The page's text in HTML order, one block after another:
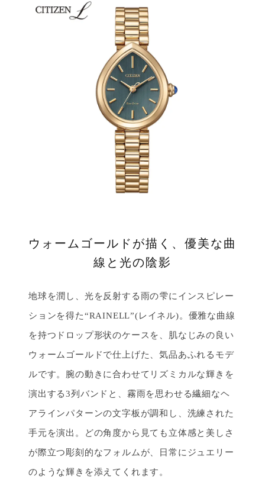
ウォームゴールドが描く、優美な曲
線と光の陰影
地球を潤し、光を反射する雨の雫にインスピレー
ションを得た“RAINELL”(レイネル)。優雅な曲線
を持つドロップ形状のケースを、肌なじみの良い
ウォームゴールドで仕上げた、気品あふれるモデ
ルです。腕の動きに合わせてリズミカルな輝きを
演出する3列バンドと、霧雨を思わせる繊細なヘ
アラインパターンの文字板が調和し、洗練された
手元を演出。どの角度から見ても立体感と美しさ
が際立つ彫刻的なフォルムが、日常にジュエリー
のような輝きを添えてくれます。